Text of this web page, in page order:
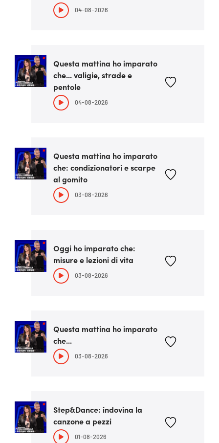
04-08-2026
Questa mattina ho imparato
che... valigie, strade e
pentole
04-08-2026
Questa mattina ho imparato
che: condizionatori e scarpe
al gomito
03-08-2026
Oggi ho imparato che:
misure e lezioni di vita
03-08-2026
Questa mattina ho imparato
che...
03-08-2026
Step&Dance: indovina la
canzone a pezzi
01-08-2026